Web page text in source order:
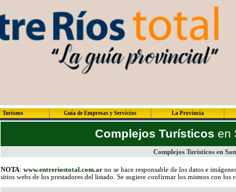
Turismo Guía de Empresas y Servicios La Provincia
Complejos Turísticos en
Complejos Turísticos en
NOTA: www.entreriostotal.com.arno se hace responsable de los datos e
sitios webs de los prestadores del listado. Se sugiere confirmar los mismos con los